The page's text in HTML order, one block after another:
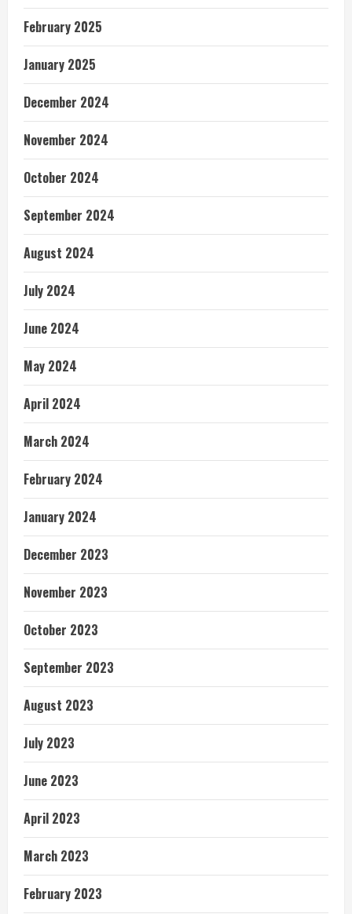
February 2025
January 2025
December 2024
November 2024
October 2024
September 2024
August 2024
July 2024
June 2024
May 2024
April 2024
March 2024
February 2024
January 2024
December 2023
November 2023
October 2023
September 2023
August 2023
July 2023
June 2023
April 2023
March 2023
February 2023